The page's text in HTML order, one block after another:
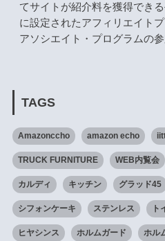
てサイトが紹介料を獲得でき
に設定されたアフィリエイト
アソシエイト・プログラムの参
TAGS
Amazonccho amazon echo
TRUCK FURNITURE WEB内覧会
カルディ キッチン グラッド45
シフォンケーキ ステンレス ト
ヒヤシンス ホルムガード ホル